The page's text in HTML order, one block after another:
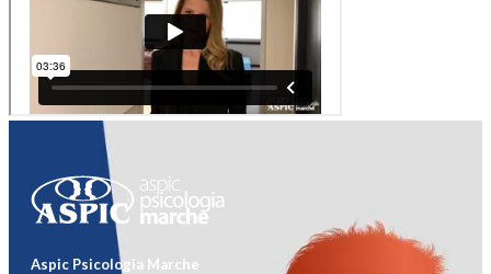
Aspic Psicologia Marche